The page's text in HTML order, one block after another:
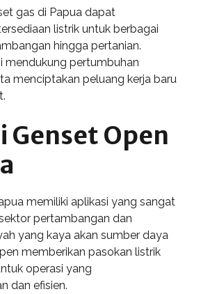
gas di Papua dapat
listrik untuk berbagai
hingga pertanian.
mendukung pertumbuhan
menciptakan peluang kerja baru
Genset Open
memiliki aplikasi yang sangat
pertambangan dan
yang kaya akan sumber daya
memberikan pasokan listrik
operasi yang
dan efisien.